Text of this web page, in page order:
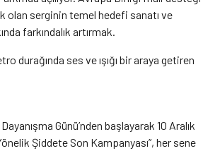
olan serginin temel hedefi sanatı ve
farkındalık artırmak.
durağında ses ve ışığı bir araya getiren
Günü’nden başlayarak 10 Aralık
Şiddete Son Kampanyası”, her sene